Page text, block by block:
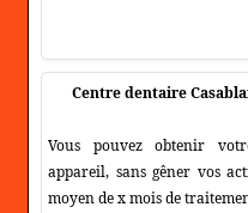
Centre dentaire
Vous pouvez obtenir
appareil, sans gêner vos
moyen de x mois de